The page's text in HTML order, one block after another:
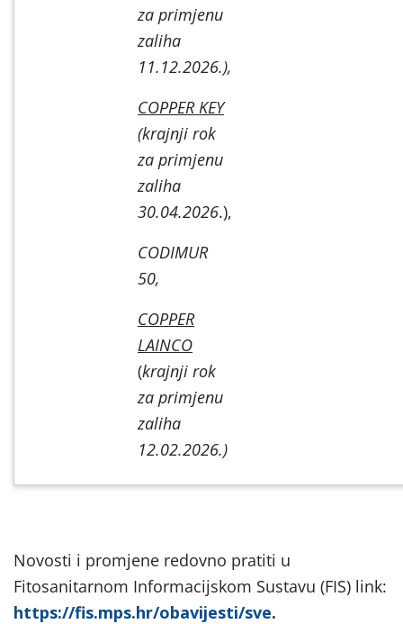
za primjenu
zaliha
11.12.2026.),
COPPER KEY
(krajnji rok
za primjenu
zaliha
30.04.2026.),
CODIMUR
50,
COPPER
LAINCO
(krajnji rok
za primjenu
zaliha
12.02.2026.)
Novosti i promjene redovno pratiti u
Fitosanitarnom Informacijskom Sustavu (FIS) link:
https://fis.mps.hr/obavijesti/sve.